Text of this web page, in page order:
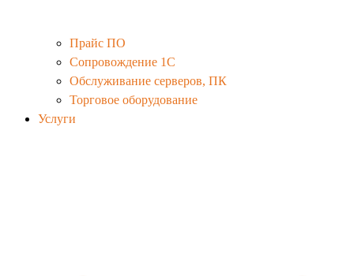
Прайс ПО
Сопровождение 1С
Обслуживание серверов, ПК
Торговое оборудование
Услуги